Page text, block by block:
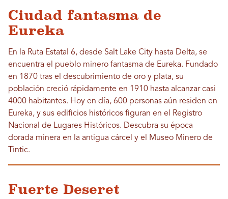
Ciudad fantasma de
Eureka
En la Ruta Estatal 6, desde Salt Lake City hasta Delta, se
encuentra el pueblo minero fantasma de Eureka. Fundado
en 1870 tras el descubrimiento de oro y plata, su
población creció rápidamente en 1910 hasta alcanzar casi
4000 habitantes. Hoy en día, 600 personas aún residen en
Eureka, y sus edificios históricos figuran en el Registro
Nacional de Lugares Históricos. Descubra su época
dorada minera en la antigua cárcel y el Museo Minero de
Tintic.
Fuerte Deseret